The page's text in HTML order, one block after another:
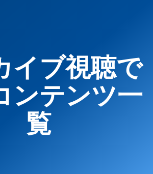
イブ視聴で
ンテンツ一
覧